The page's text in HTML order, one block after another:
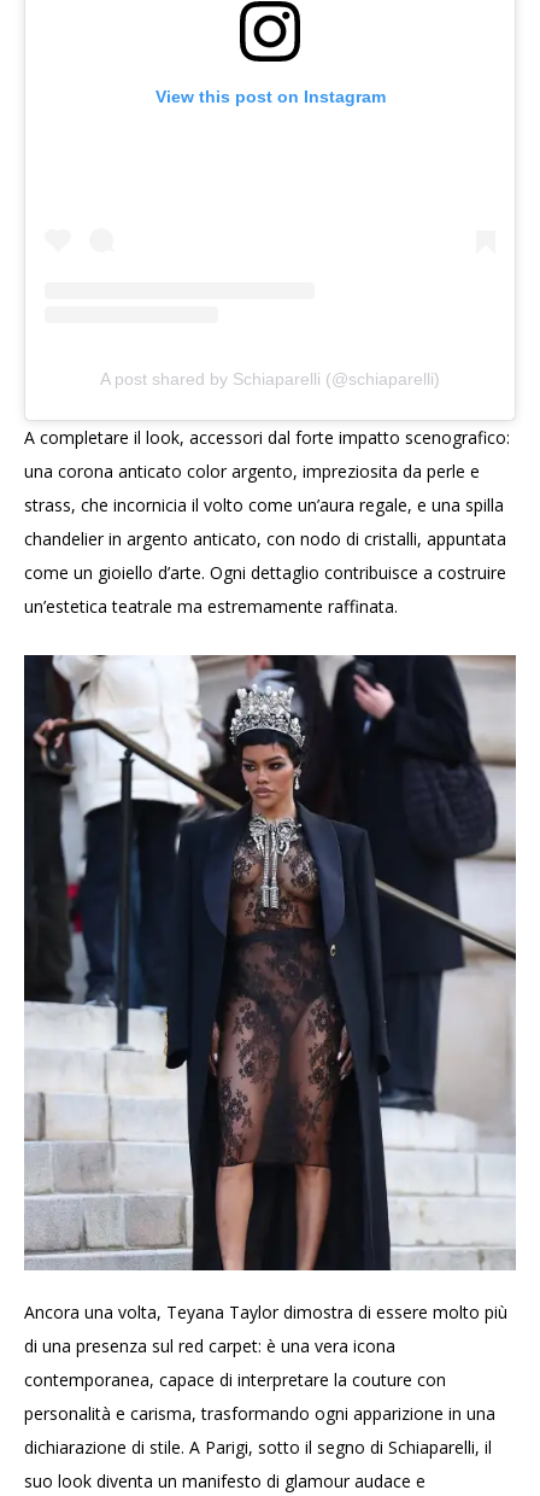
View this post on Instagram
A post shared by Schiaparelli (@schiaparelli)
A completare il look, accessori dal forte impatto scenografico:
una corona anticato color argento, impreziosita da perle e
strass, che incornicia il volto come un’aura regale, e una spilla
chandelier in argento anticato, con nodo di cristalli, appuntata
come un gioiello d’arte. Ogni dettaglio contribuisce a costruire
un’estetica teatrale ma estremamente raffinata.
Ancora una volta, Teyana Taylor dimostra di essere molto più
di una presenza sul red carpet: è una vera icona
contemporanea, capace di interpretare la couture con
personalità e carisma, trasformando ogni apparizione in una
dichiarazione di stile. A Parigi, sotto il segno di Schiaparelli, il
suo look diventa un manifesto di glamour audace e